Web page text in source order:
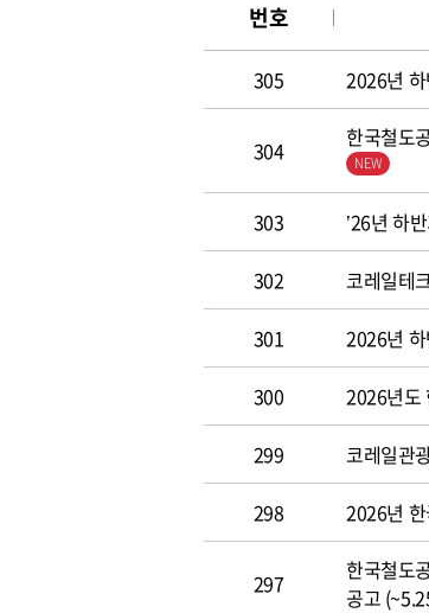
번호
305 2026년
304 한국철도
303 ’26년 하
302 코레일테
301 2026년
300 2026년도
299 코레일관
298 2026년
297
한국철도
공고